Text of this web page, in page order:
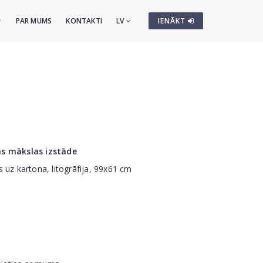
IENĀKT
PAR MUMS KONTAKTI LV
mākslas izstāde
uz kartona, litogrāfija, 99x61 cm